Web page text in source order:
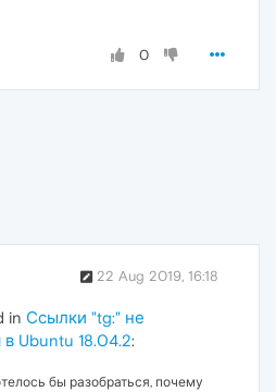
0
22 Aug 2019, 16:18
in Ссылки "tg:" не
Ubuntu 18.04.2:
бы разобраться, почему